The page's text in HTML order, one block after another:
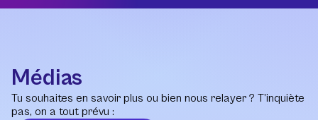
Médias
Tu souhaites en savoir plus ou bien nous relayer ? T’inquiète
pas, on a tout prévu :